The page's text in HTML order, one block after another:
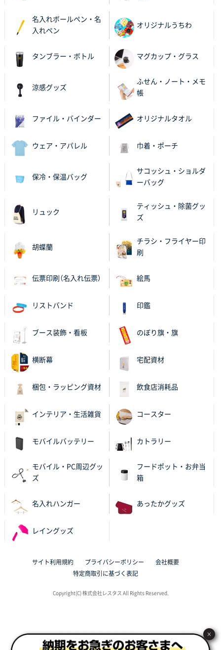
uni ジェットストリーム 05
2025年11月21日 16:39
何度か注文していて、満足していたから
神奈川県のお客様
のし文言が変更できたのと価格。
千葉県M社様
ワンポイント箔押し紙袋 Sサイズ(A5対応)
営業ご担当者さまより、ご丁寧なサポートをいただ
進められました。
【ポリ袋】特別ご注文ページ
3000枚
昨年利用した時に、納期と金額面でかなり業者さんを
比較して決めさせていただきました。 昨年注文分も、
納期がギリギリだったにも関わらず、丁寧に対応して
対応を頂いており助かっております。
和歌山県S社様
レギュラーのぼり（W600mm×H1800mm）
紹介されたから
大分県Y社様
不織布スクエアトート(A4サイズ)
2025年10月28日 17:10
ワンポイントポリ袋 A4サイズ
2025年10月28日 09:06
東京都N社様
ワンポイントポリ袋 A4サイズ
2025年10月16日 11:34
サイト構成が解りやすかったから
2025年10月16日 10:30
丁度良いものがあったので
過去に製造をお願いしており、注文の流れがスムーズ
に進められるから
名入れボールペン・名
入れペン
オリジナルうちわ
タンブラー・ボトル マグカップ・グラス
涼感グッズ
ふせん・ノート・メモ
帳
ファイル・バインダー オリジナルタオル
ウェア・アパレル 巾着・ポーチ
保冷・保温バッグ
サコッシュ・ショルダ
ーバッグ
リュック
ティッシュ・除菌グッ
ズ
胡蝶蘭
チラシ・フライヤー印
刷
伝票印刷（名入れ伝票） 絵馬
リストバンド 印鑑
ブース装飾・看板 のぼり旗・旗
横断幕 宅配資材
梱包・ラッピング資材 飲食店消耗品
インテリア・生活雑貨 コースター
モバイルバッテリー カトラリー
モバイル・PC周辺グッ
ズ
フードポット・お弁当
箱
名入れハンガー あったかグッズ
レイングッズ
サイト利用規約 プライバシーポリシー
会社概要
特定商取引に基づく表記
Copyright(C) 株式会社レスタス All Rights Reserved.
×